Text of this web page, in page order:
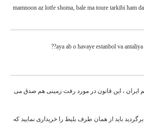
mamnoon az lotfe shoma, bale ma toure tarkibi ham
aya ab o havaye estanbol va
ایران ، این قانون در مورد رفت زمینی هم صدق می
باید از همان طرف بلیط را خریداری نمایید که